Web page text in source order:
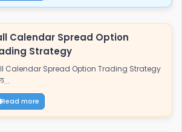
Calendar Spread Option
Strategy
Calendar Spread Option Trading Strategy
Read more